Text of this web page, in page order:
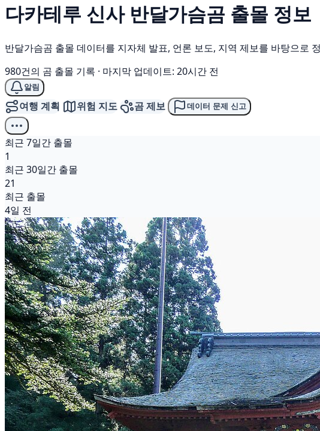
다카테루 신사 반달가슴곰 출몰 정보
반달가슴곰 출몰 데이터를 지자체 발표, 언론 보도, 지역 제보를 바탕으로
980건의 곰 출몰 기록 · 마지막 업데이트: 20시간 전
알림
여행 계획 위험 지도 곰 제보 데이터 문제 신고
최근 7일간 출몰
1
최근 30일간 출몰
21
최근 출몰
4일 전